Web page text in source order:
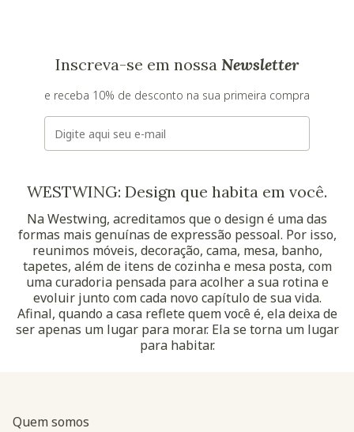
Inscreva-se em nossa Newsletter
e receba 10% de desconto na sua primeira compra
E-mail
WESTWING: Design que habita em você.
Na Westwing, acreditamos que o design é uma das
formas mais genuínas de expressão pessoal. Por isso,
reunimos móveis, decoração, cama, mesa, banho,
tapetes, além de itens de cozinha e mesa posta, com
uma curadoria pensada para acolher a sua rotina e
evoluir junto com cada novo capítulo de sua vida.
Afinal, quando a casa reflete quem você é, ela deixa de
ser apenas um lugar para morar. Ela se torna um lugar
para habitar.
Quem somos